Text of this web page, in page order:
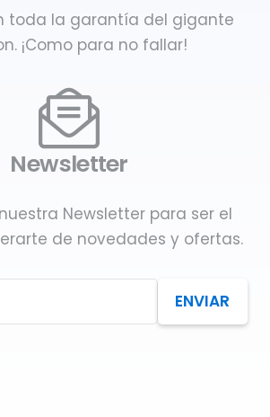
toda la garantía del gigante
¡Como para no fallar!
Newsletter
Newsletter para ser el
de novedades y ofertas.
ENVIAR